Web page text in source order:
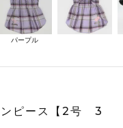
パープル
ンピース【2号 3